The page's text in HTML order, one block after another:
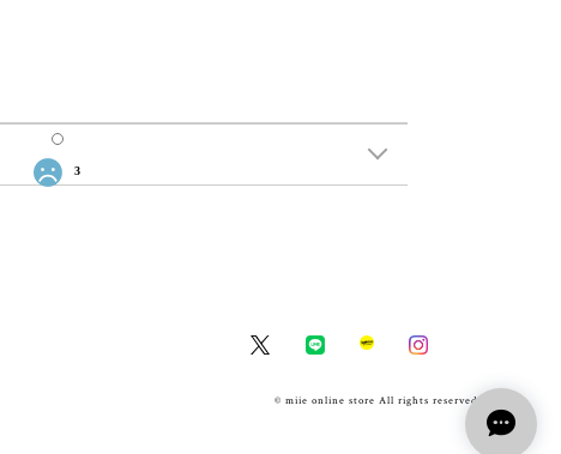
3
© miie online store All rights reserved.